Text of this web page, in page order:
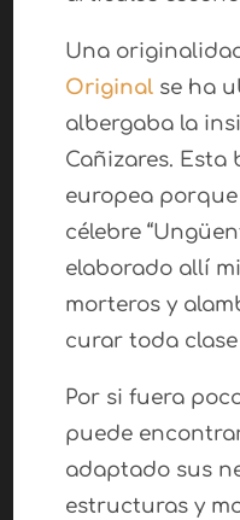
Una
Originalse ha
albergaba la
Cañizares.
europea
célebre
elaborado allí
morteros y
curar toda clase
Por si fuera
puede
adaptado sus
estructuras y